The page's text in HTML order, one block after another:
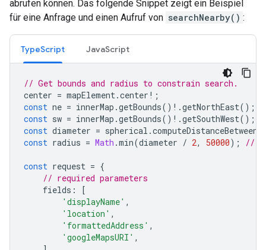
abrufen können. Das folgende Snippet zeigt ein Beispiel
für eine Anfrage und einen Aufruf von searchNearby() :
TypeScript JavaScript
// Get bounds and radius to constrain search.
center = mapElement.center ! ;
const ne = innerMap .getBounds() ! .getNorthEast();
const sw = innerMap .getBounds() ! .getSouthWest();
const diameter = spherical .computeDistanceBetween
const radius = Math .min(diameter / 2, 50000); //
const request = {
// required parameters
fields :
[
'displayName' ,
'location' ,
'formattedAddress' ,
'googleMapsURI' ,